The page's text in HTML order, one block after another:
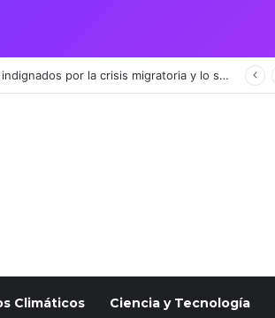
Vigilia por pareja guatemalteca asesinada en Julio atrae a cientos, indignados por la crisis migratoria y lo sucedido
Climáticos Ciencia y Tecnología